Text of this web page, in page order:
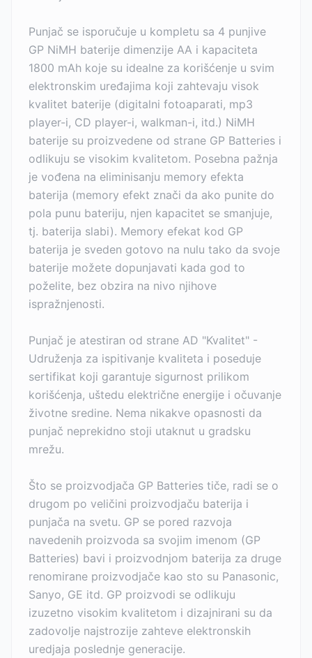
Punjač se isporučuje u kompletu sa 4 punjive
GP NiMH baterije dimenzije AA i kapaciteta
1800 mAh koje su idealne za korišćenje u svim
elektronskim uređajima koji zahtevaju visok
kvalitet baterije (digitalni fotoaparati, mp3
player-i, CD player-i, walkman-i, itd.) NiMH
baterije su proizvedene od strane GP Batteries i
odlikuju se visokim kvalitetom. Posebna pažnja
je vođena na eliminisanju memory efekta
baterija (memory efekt znači da ako punite do
pola punu bateriju, njen kapacitet se smanjuje,
tj. baterija slabi). Memory efekat kod GP
baterija je sveden gotovo na nulu tako da svoje
baterije možete dopunjavati kada god to
poželite, bez obzira na nivo njihove
ispražnjenosti.
Punjač je atestiran od strane AD "Kvalitet" -
Udruženja za ispitivanje kvaliteta i poseduje
sertifikat koji garantuje sigurnost prilikom
korišćenja, uštedu električne energije i očuvanje
životne sredine. Nema nikakve opasnosti da
punjač neprekidno stoji utaknut u gradsku
mrežu.
Što se proizvodjača GP Batteries tiče, radi se o
drugom po veličini proizvodjaču baterija i
punjača na svetu. GP se pored razvoja
navedenih proizvoda sa svojim imenom (GP
Batteries) bavi i proizvodnjom baterija za druge
renomirane proizvodjače kao sto su Panasonic,
Sanyo, GE itd. GP proizvodi se odlikuju
izuzetno visokim kvalitetom i dizajnirani su da
zadovolje najstrozije zahteve elektronskih
uredjaja poslednje generacije.